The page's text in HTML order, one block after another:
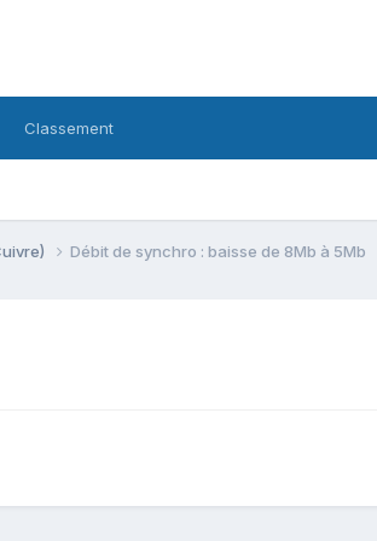
Classement
Débit de synchro : baisse de 8Mb à 5Mb